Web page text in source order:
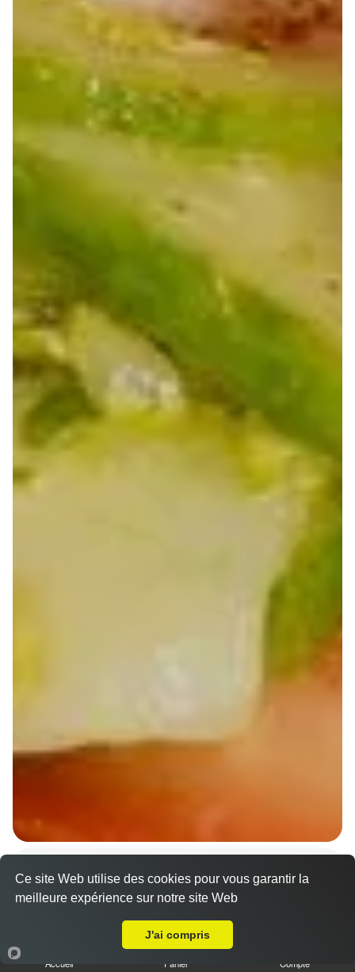
8.50 €
Accueil Panier Compte
Ce site Web utilise des cookies pour vous garantir la
meilleure expérience sur notre site Web
J'ai compris